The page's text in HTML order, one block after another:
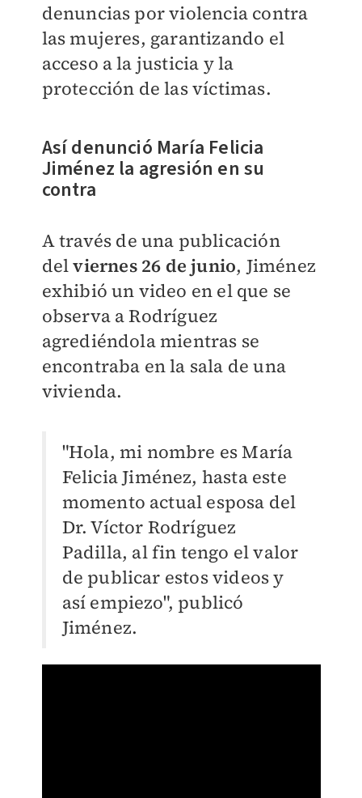
denuncias por violencia contra
las mujeres, garantizando el
acceso a la justicia y la
protección de las víctimas.
Así denunció María Felicia
Jiménez la agresión en su
contra
A través de una publicación
delviernes 26 de junio, Jiménez
exhibió un video en el que se
observa a Rodríguez
agrediéndola mientras se
encontraba en la sala de una
vivienda.
"Hola, mi nombre es María
Felicia Jiménez, hasta este
momento actual esposa del
Dr. Víctor Rodríguez
Padilla, al fin tengo el valor
de publicar estos videos y
así empiezo", publicó
Jiménez.